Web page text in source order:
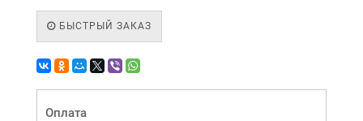
БЫСТРЫЙ ЗАКАЗ
Оплата